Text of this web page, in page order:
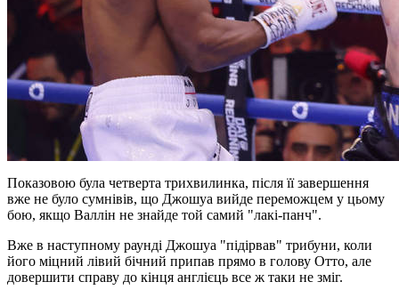
Показовою була четверта трихвилинка, після її завершення
вже не було сумнівів, що Джошуа вийде переможцем у цьому
бою, якщо Валлін не знайде той самий "лакі-панч".
Вже в наступному раунді Джошуа "підірвав" трибуни, коли
його міцний лівий бічний припав прямо в голову Отто, але
довершити справу до кінця англієць все ж таки не зміг.